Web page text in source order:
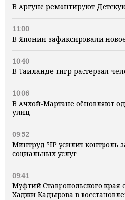
В Аргуне ремонтируют
11:00
В Японии зафиксировали
10:40
В Таиланде тигр растерзал
10:06
В Ачхой-Мартане обновляют
улиц
09:52
Минтруд ЧР усилит контроль
социальных услуг
09:41
Муфтий Ставропольского края
Хаджи Кадырова в